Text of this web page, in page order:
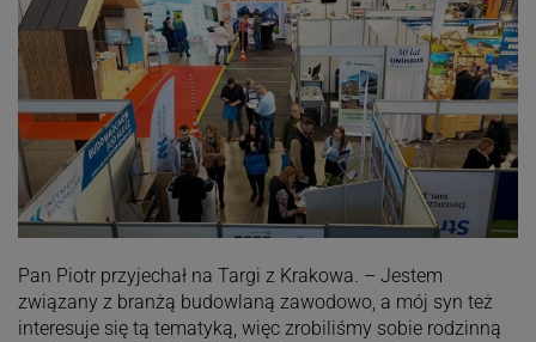
Pan Piotr przyjechał na Targi z Krakowa. – Jestem
związany z branżą budowlaną zawodowo, a mój syn też
interesuje się tą tematyką, więc zrobiliśmy sobie rodzinną